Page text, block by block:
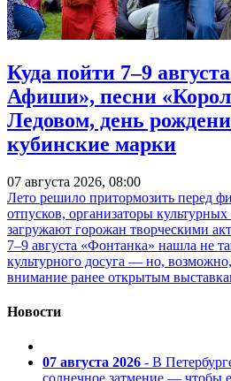
Куда пойти 7–9
Афиши», песни
Ледовом, день
кубинские марки
07 августа 2026, 08:00
Лето решило притормозить перед
отпусков, организаторы
загружают горожан творческими
7–9 августа «Фонтанка» нашла не
культурного досуга — но,
внимание ранее открытым
Новости
07 августа 2026 - В